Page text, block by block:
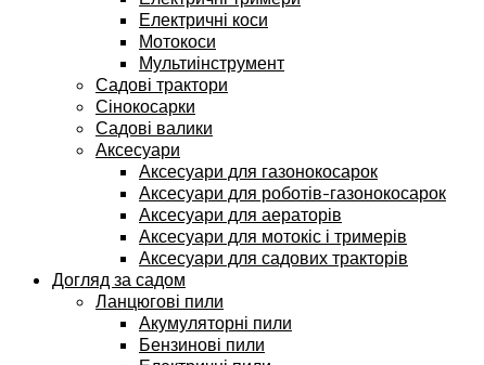
Електричні коси
Мотокоси
Мультиінструмент
Садові трактори
Сінокосарки
Садові валики
Аксесуари
Аксесуари для газонокосарок
Аксесуари для роботів-газонокосарок
Аксесуари для аераторів
Аксесуари для мотокіс і тримерів
Аксесуари для садових тракторів
Догляд за садом
Ланцюгові пили
Акумуляторні пили
Бензинові пили